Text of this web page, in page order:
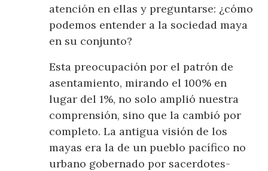
atención en ellas y preguntarse: ¿cómo
podemos entender a la sociedad maya
en su conjunto?
Esta preocupación por el patrón de
asentamiento, mirando el 100% en
lugar del 1%, no solo amplió nuestra
comprensión, sino que la cambió por
completo. La antigua visión de los
mayas era la de un pueblo pacífico no
urbano gobernado por sacerdotes-